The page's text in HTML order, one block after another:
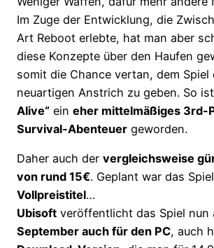
Im Zuge der Entwicklung, die
Art Reboot erlebte, hat man aber
diese Konzepte über den Haufen
somit die Chance vertan, dem Spiel
neuartigen Anstrich zu geben. So
Alive“ ein eher mittelmäßiges 3rd-
Survival-Abenteuer geworden.
Daher auch der vergleichsweise
von rund 15€. Geplant war das
Vollpreistitel…
Ubisoft veröffentlicht das Spiel nun
September auch für den PC, auch